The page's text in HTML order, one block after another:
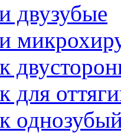
двузубые
для